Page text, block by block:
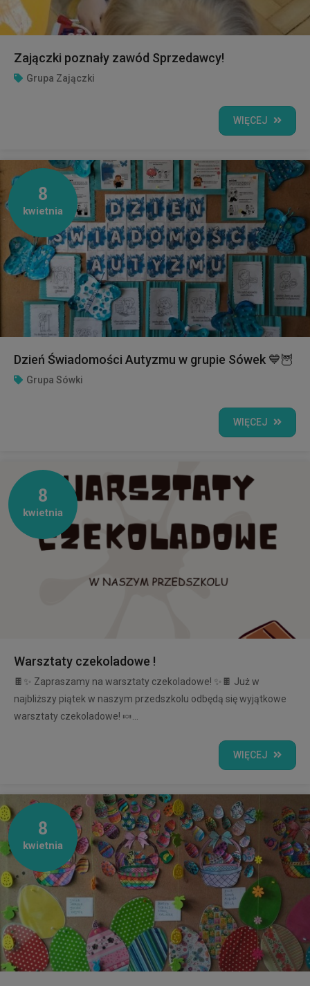
Zajączki poznały zawód Sprzedawcy!
Grupa Zajączki
WIĘCEJ
8
kwietnia
Dzień Świadomości Autyzmu w grupie Sówek 💙🦉
Grupa Sówki
WIĘCEJ
8
kwietnia
Warsztaty czekoladowe !
🍫✨ Zapraszamy na warsztaty czekoladowe! ✨🍫 Już w
najbliższy piątek w naszym przedszkolu odbędą się wyjątkowe
warsztaty czekoladowe! 🍬...
WIĘCEJ
8
kwietnia